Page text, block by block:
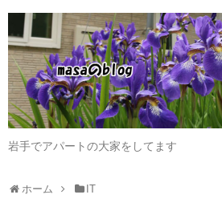
岩手でアパートの大家をしてます
ホーム IT